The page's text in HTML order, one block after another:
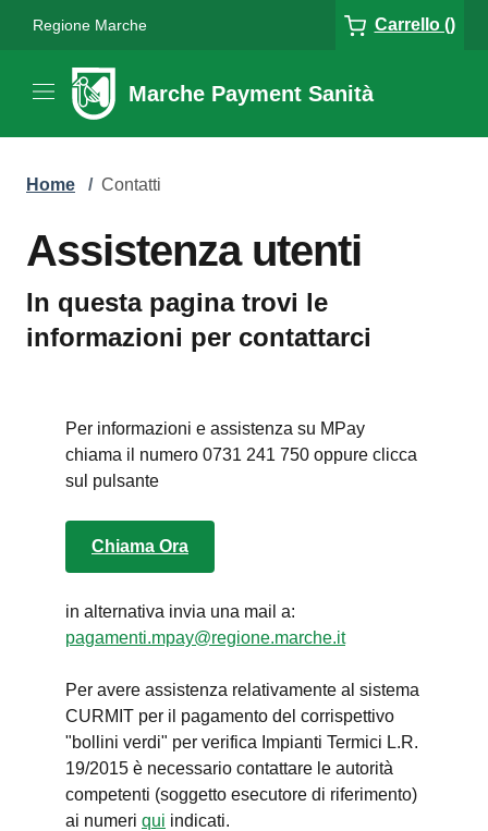
Regione Marche Carrello ()
Marche Payment Sanità
Home / Contatti
Assistenza utenti
In questa pagina trovi le
informazioni per contattarci
Per informazioni e assistenza su MPay
chiama il numero 0731 241 750 oppure clicca
sul pulsante
Chiama Ora
in alternativa invia una mail a:
pagamenti.mpay@regione.marche.it
Per avere assistenza relativamente al sistema
CURMIT per il pagamento del corrispettivo
"bollini verdi" per verifica Impianti Termici L.R.
19/2015 è necessario contattare le autorità
competenti (soggetto esecutore di riferimento)
ai numeri qui indicati.